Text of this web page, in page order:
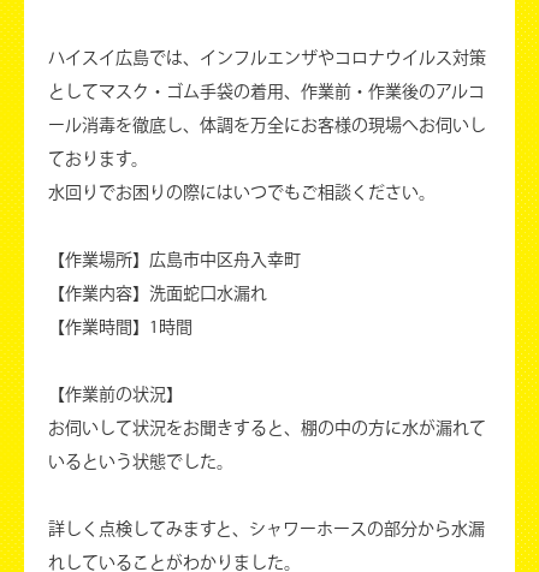
ハイスイ広島では、インフルエンザやコロナウイルス対策
としてマスク・ゴム手袋の着用、作業前・作業後のアルコ
ール消毒を徹底し、体調を万全にお客様の現場へお伺いし
ております。
水回りでお困りの際にはいつでもご相談ください。
【作業場所】広島市中区舟入幸町
【作業内容】洗面蛇口水漏れ
【作業時間】1時間
【作業前の状況】
お伺いして状況をお聞きすると、棚の中の方に水が漏れて
いるという状態でした。
詳しく点検してみますと、シャワーホースの部分から水漏
れしていることがわかりました。